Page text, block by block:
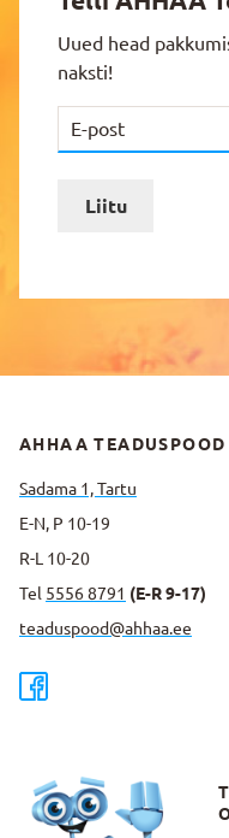
Uued head
naksti!
Liitu
AHHAA TEADUSPOOD
Sadama 1, Tartu
E-N, P 10-19
R-L 10-20
Tel 5556 8791 (E-R 9-17)
teaduspood@ahhaa.ee